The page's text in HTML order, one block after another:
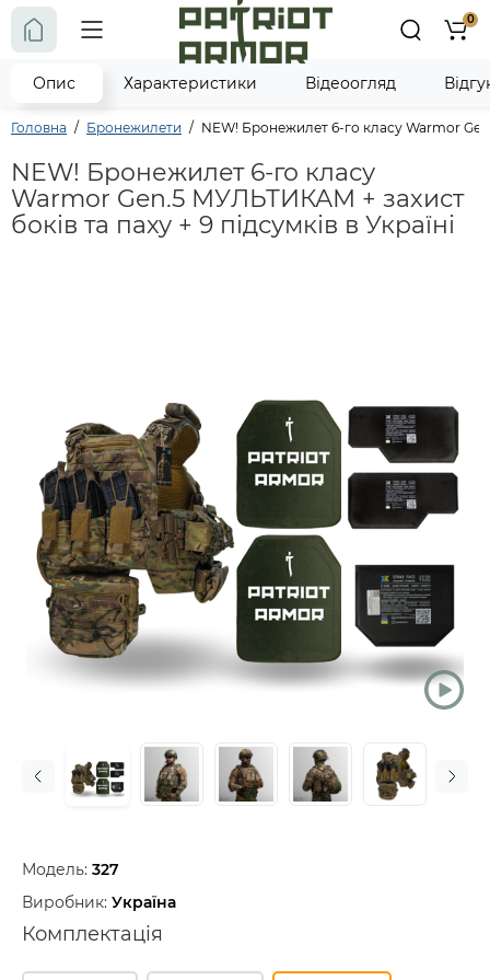
0
Головна Бронежилети NEW! Бронежилет 6-го класу Warmor
NEW! Бронежилет 6-го класу
Warmor Gen.5 МУЛЬТИКАМ + захист
боків та паху + 9 підсумків в Україні
Модель: 327
Виробник: Україна
Комплектація
Опис Характеристики Відеоогляд